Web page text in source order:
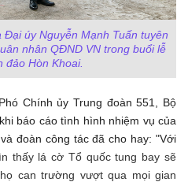
Đại úy Nguyễn Mạnh Tuấn tuyên
nhân QĐND VN trong buổi lễ
đảo Hòn Khoai.
Phó Chính ủy Trung đoàn 551, Bộ
báo cáo tình hình nhiệm vụ của
đoàn công tác đã cho hay: "Với
thấy lá cờ Tổ quốc tung bay sẽ
can trường vượt qua mọi gian